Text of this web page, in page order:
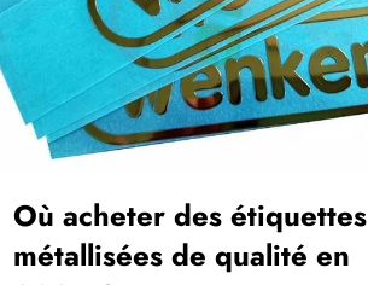
Où acheter des étiquettes
métallisées de qualité en